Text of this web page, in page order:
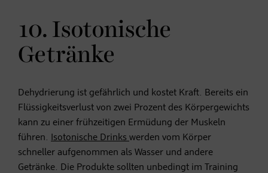
10. Isotonische
Getränke
Dehydrierung ist gefährlich und kostet Kraft. Bereits ein
Flüssigkeitsverlust von zwei Prozent des Körpergewichts
kann zu einer frühzeitigen Ermüdung der Muskeln
führen.
Isotonische Drinks werden vom Körper
schneller aufgenommen als Wasser und andere
Getränke. Die Produkte sollten unbedingt im Training